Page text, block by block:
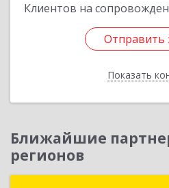
Клиентов на
Отправить
Показать
Отправить
Назад
Ближайшие
регионов